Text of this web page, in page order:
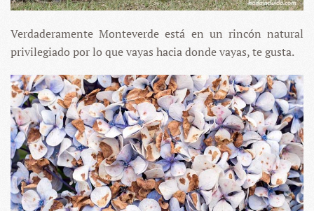
Verdaderamente Monteverde está en un rincón natural
privilegiado por lo que vayas hacia donde vayas, te gusta.